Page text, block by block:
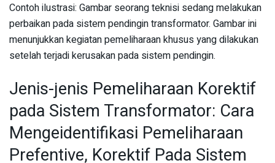
Contoh ilustrasi: Gambar seorang teknisi sedang melakukan
perbaikan pada sistem pendingin transformator. Gambar ini
menunjukkan kegiatan pemeliharaan khusus yang dilakukan
setelah terjadi kerusakan pada sistem pendingin.
Jenis-jenis Pemeliharaan Korektif
pada Sistem Transformator: Cara
Mengeidentifikasi Pemeliharaan
Prefentive, Korektif Pada Sistem